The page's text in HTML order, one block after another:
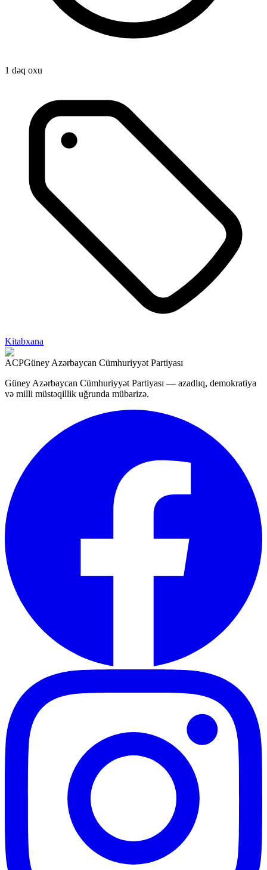
1 dəq oxu
Kitabxana
ACPGüney Azərbaycan Cümhuriyyət Partiyası
Güney Azərbaycan Cümhuriyyət Partiyası — azadlıq, demokratiya
və milli müstəqillik uğrunda mübarizə.